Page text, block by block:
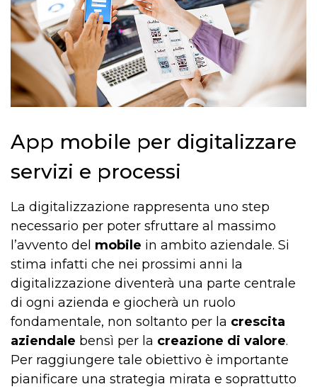
App mobile per digitalizzare
servizi e processi
La digitalizzazione rappresenta uno step
necessario per poter sfruttare al massimo
l’avvento del mobile in ambito aziendale. Si
stima infatti che nei prossimi anni la
digitalizzazione diventerà una parte centrale
di ogni azienda e giocherà un ruolo
fondamentale, non soltanto per la crescita
aziendale bensì per la creazione di valore.
Per raggiungere tale obiettivo è importante
pianificare una strategia mirata e soprattutto